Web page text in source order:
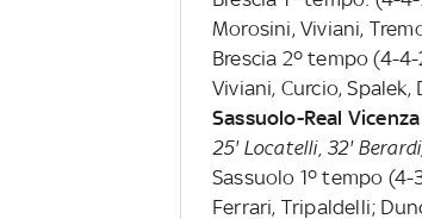
Morosini, Viviani,
Brescia 2º tempo (4-
Viviani, Curcio, Spalek,
Sassuolo-Real
25' Locatelli, 32'
Sassuolo 1º tempo
Ferrari, Tripaldelli;